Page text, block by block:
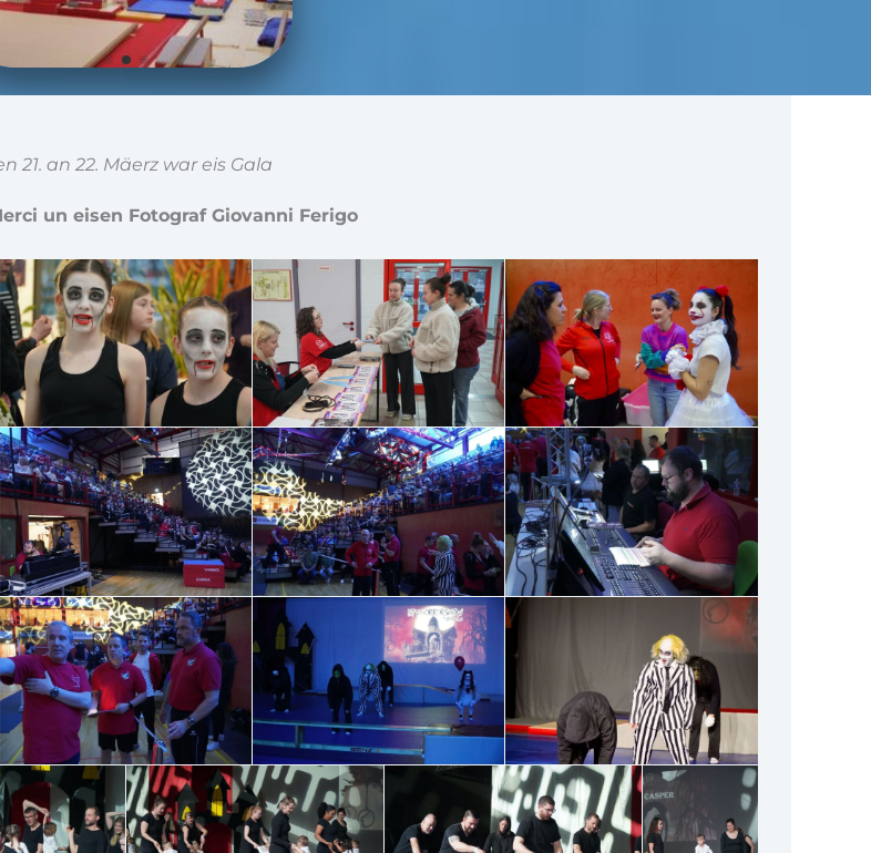
21. an 22. Mäerz war eis Gala
un eisen Fotograf Giovanni Ferigo